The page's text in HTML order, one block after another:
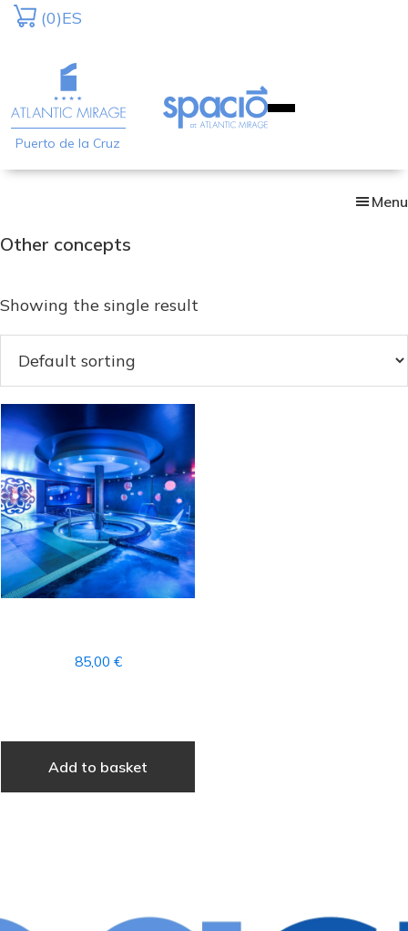
Skip
content
(0)ES
Puerto de la Cruz
Menu
Other concepts
Showing the single result
85,00 €
Add to basket